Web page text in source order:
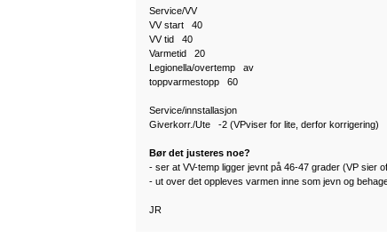
Service/VV
VV start 40
VV tid 40
Varmetid 20
Legionella/overtemp av
toppvarmestopp 60
Service/innstallasjon
Giverkorr./Ute -2 (VPviser for lite, derfor korrigering)
Bør det justeres noe?
- ser at VV-temp ligger jevnt på 46-47 grader (VP sier
- ut over det oppleves varmen inne som jevn og
JR